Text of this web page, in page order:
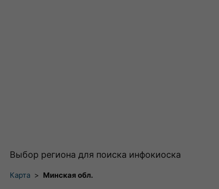
Выбор региона для поиска инфокиоска
Карта > Минская обл.